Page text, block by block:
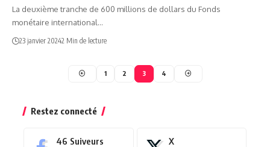
La deuxième tranche de 600 millions de dollars du Fonds
monétaire international…
23 janvier 20242 Min de lecture
1 2 3 4
Restez connecté
46 Suiveurs X